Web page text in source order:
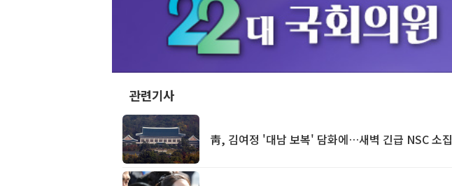
관련기사
靑, 김여정 '대남 보복' 담화에…새벽 긴급 NSC 소집